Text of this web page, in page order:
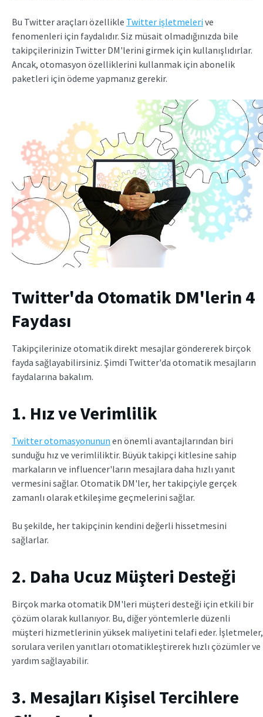
Bu Twitter araçları özellikle Twitter işletmeleri ve
fenomenleri için faydalıdır. Siz müsait olmadığınızda bile
takipçilerinizin Twitter DM'lerini girmek için kullanışlıdırlar.
Ancak, otomasyon özelliklerini kullanmak için abonelik
paketleri için ödeme yapmanız gerekir.
Twitter'da Otomatik DM'lerin 4
Faydası
Takipçilerinize otomatik direkt mesajlar göndererek birçok
fayda sağlayabilirsiniz. Şimdi Twitter'da otomatik mesajların
faydalarına bakalım.
1. Hız ve Verimlilik
Twitter otomasyonunun en önemli avantajlarından biri
sunduğu hız ve verimliliktir. Büyük takipçi kitlesine sahip
markaların ve influencer'ların mesajlara daha hızlı yanıt
vermesini sağlar. Otomatik DM'ler, her takipçiyle gerçek
zamanlı olarak etkileşime geçmelerini sağlar.
Bu şekilde, her takipçinin kendini değerli hissetmesini
sağlarlar.
2. Daha Ucuz Müşteri Desteği
Birçok marka otomatik DM'leri müşteri desteği için etkili bir
çözüm olarak kullanıyor. Bu, diğer yöntemlerle düzenli
müşteri hizmetlerinin yüksek maliyetini telafi eder. İşletmeler,
sorulara verilen yanıtları otomatikleştirerek hızlı çözümler ve
yardım sağlayabilir.
3. Mesajları Kişisel Tercihlere